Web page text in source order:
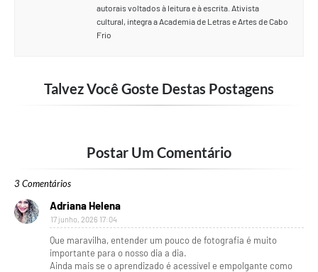
autorais voltados à leitura e à escrita. Ativista
cultural, integra a Academia de Letras e Artes de Cabo
Frio
Talvez Você Goste Destas Postagens
Postar Um Comentário
3 Comentários
Adriana Helena
17 junho, 2026 17:04
Que maravilha, entender um pouco de fotografia é muito
importante para o nosso dia a dia.
Ainda mais se o aprendizado é acessível e empolgante como